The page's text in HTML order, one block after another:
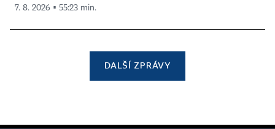
7. 8. 2026 ▪ 55:23 min.
DALŠÍ ZPRÁVY